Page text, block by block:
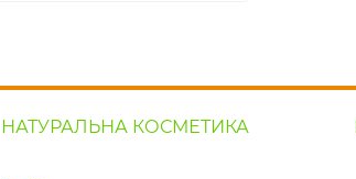
НАТУРАЛЬНА КОСМЕТИКА